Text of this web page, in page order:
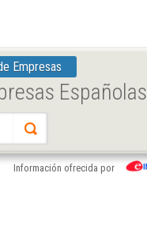
Empresas
Españolas
Información ofrecida por